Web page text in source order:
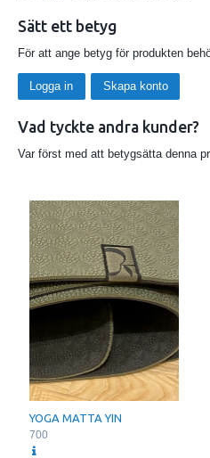
Sätt ett betyg
För att ange betyg för produkten
Logga in Skapa konto
Vad tyckte andra kunder?
Var först med att betygsätta denna
YOGA MATTA YIN
700